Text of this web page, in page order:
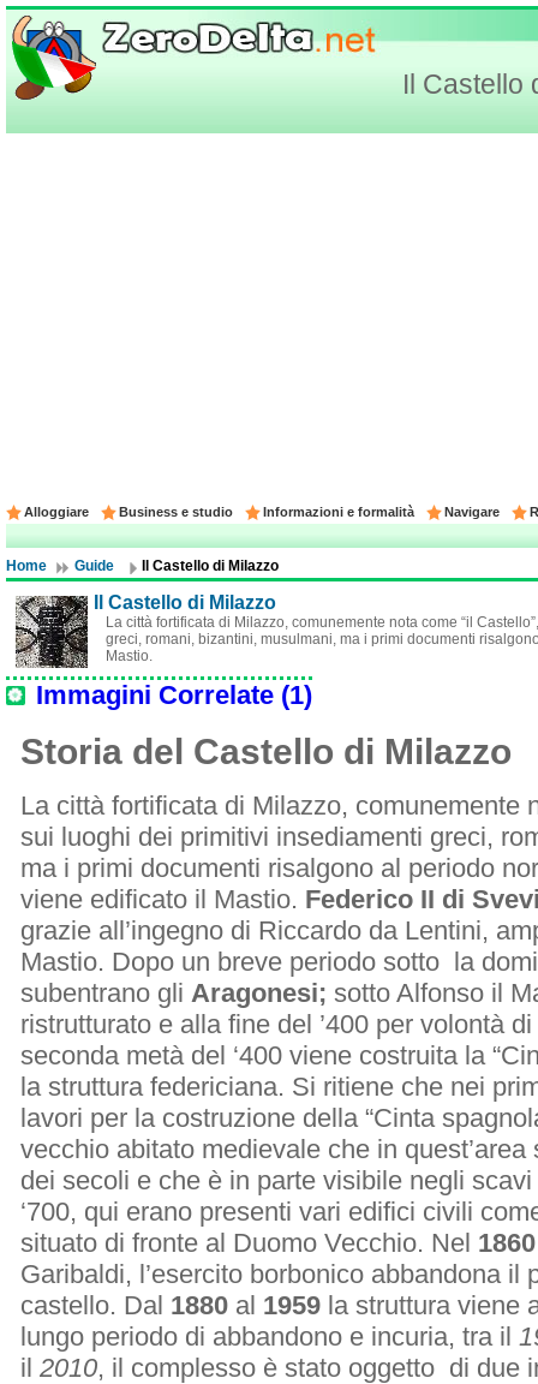
Il Castello
Alloggiare Business e studio Informazioni e formalità Navigare
Home Guide Il Castello di Milazzo
Il Castello di Milazzo
La città fortificata di Milazzo, comunemente nota come “il
greci, romani, bizantini, musulmani, ma i primi documenti
Mastio.
Immagini Correlate (1)
Storia del Castello di Milazzo
La città fortificata di Milazzo, comunemente
sui luoghi dei primitivi insediamenti greci,
ma i primi documenti risalgono al periodo
viene edificato il Mastio. Federico II di
grazie all’ingegno di Riccardo da Lentini,
Mastio. Dopo un breve periodo sotto la
subentrano gli Aragonesi; sotto Alfonso il
ristrutturato e alla fine del ’400 per volontà
seconda metà del ‘400 viene costruita la
la struttura federiciana. Si ritiene che nei
lavori per la costruzione della “Cinta
vecchio abitato medievale che in
dei secoli e che è in parte visibile negli scavi
‘700, qui erano presenti vari edifici civili
situato di fronte al Duomo Vecchio. Nel
Garibaldi, l’esercito borbonico abbandona il
castello. Dal 1880 al 1959 la struttura viene
lungo periodo di abbandono e incuria, tra il
il 2010, il complesso è stato oggetto di due